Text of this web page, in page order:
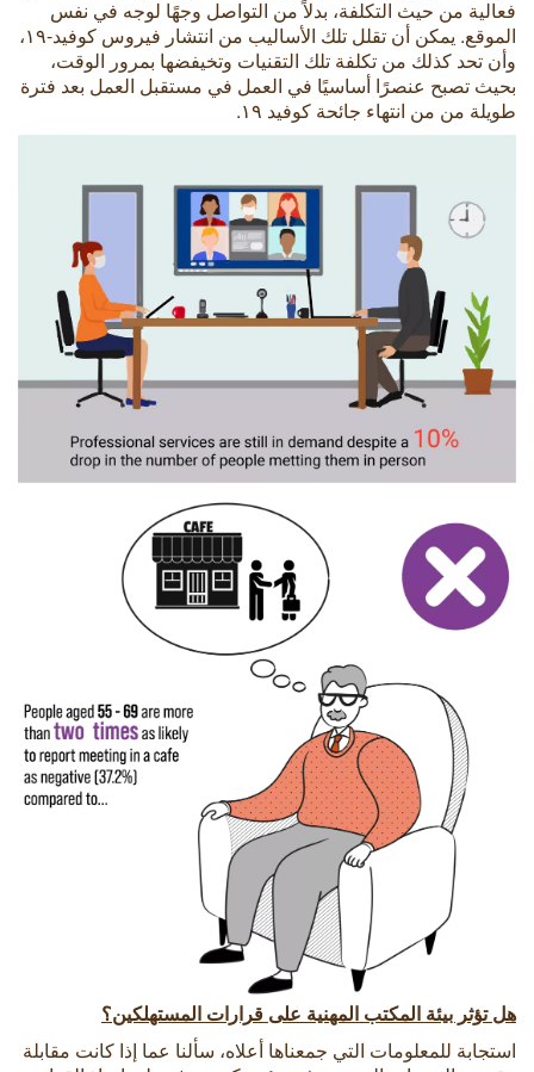
فعالية من حيث التكلفة، بدلاً من التواصل وجهًا لوجه في نفس
الموقع. يمكن أن تقلل تلك الأساليب من انتشار فيروس كوفيد-١٩،
وأن تحد كذلك من تكلفة تلك التقنيات وتخيفضها بمرور الوقت،
بحيث تصبح عنصرًا أساسيًا في العمل في مستقبل العمل بعد فترة
طويلة من من انتهاء جائحة كوفيد ١٩.
هل تؤثر بيئة المكتب المهنية على قرارات المستهلكين؟
استجابة للمعلومات التي جمعناها أعلاه، سألنا عما إذا كانت مقابلة